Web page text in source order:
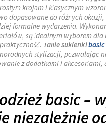
krojom i klasycznym
dopasowane do różnych
formalne wydarzenia.
są idealnym wyborem dla
Tanie sukienkibasic
stylizacji, pozwalając
z dodatkami i akcesoriami,
basic –
niezależnie